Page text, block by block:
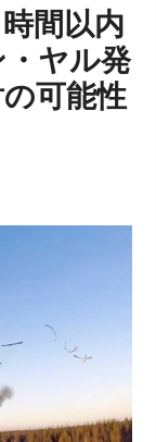
間以内
ヤル発
可能性